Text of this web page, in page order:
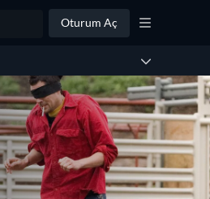
Oturum Aç